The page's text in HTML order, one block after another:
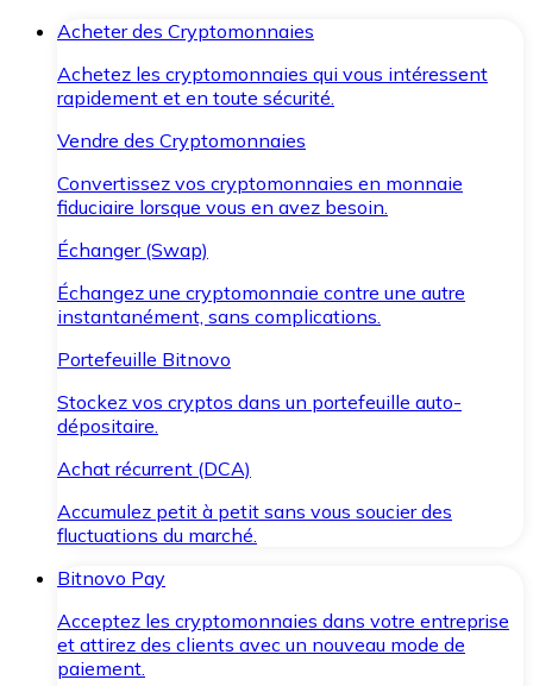
Acheter des Cryptomonnaies
Achetez les cryptomonnaies qui vous intéressent
rapidement et en toute sécurité.
Vendre des Cryptomonnaies
Convertissez vos cryptomonnaies en monnaie
fiduciaire lorsque vous en avez besoin.
Échanger (Swap)
Échangez une cryptomonnaie contre une autre
instantanément, sans complications.
Portefeuille Bitnovo
Stockez vos cryptos dans un portefeuille auto-
dépositaire.
Achat récurrent (DCA)
Accumulez petit à petit sans vous soucier des
fluctuations du marché.
Bitnovo Pay
Acceptez les cryptomonnaies dans votre entreprise
et attirez des clients avec un nouveau mode de
paiement.